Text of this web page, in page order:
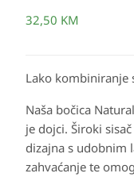
32,50 KM
Lako kombiniranje
Naša bočica
je dojci. Široki
dizajna s udobnim
zahvaćanje te